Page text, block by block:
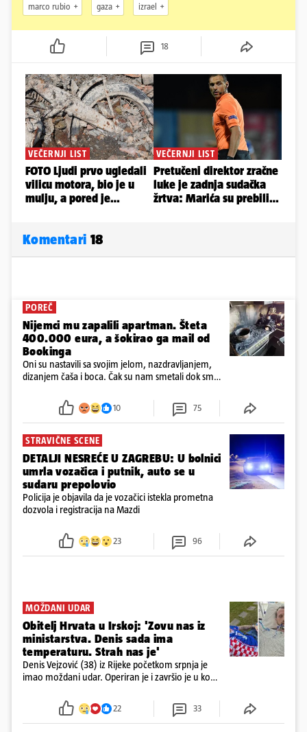
marco rubio gaza izrael
18
Komentari 18
POREČ
Nijemci mu zapalili apartman. Šteta
400.000 eura, a šokirao ga mail od
Bookinga
Oni su nastavili sa svojim jelom, nazdravljanjem,
dizanjem čaša i boca. Čak su nam smetali dok smo
požar, rekao je vlasnik
10 75
STRAVIČNE SCENE
DETALJI NESREĆE U ZAGREBU: U bolnici
umrla vozačica i putnik, auto se u
sudaru prepolovio
Policija je objavila da je vozačici istekla prometna
dozvola i registracija na Mazdi
23 96
MOŽDANI UDAR
Obitelj Hrvata u Irskoj: 'Zovu nas iz
ministarstva. Denis sada ima
temperaturu. Strah nas je'
Denis Vejzović (38) iz Rijeke početkom srpnja je
imao moždani udar. Operiran je i završio je u komi.
tamošnji liječnici ne vjeruju u oporavak: 'Imamo
22 33